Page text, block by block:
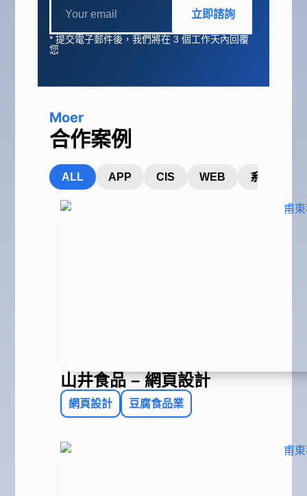
立即諮詢
* 提交電子郵件後，我們將在 3 個工作天內回覆
您
Moer
合作案例
APP CIS WEB 系統開發
ALL
山井食品 – 網頁設計
網頁設計 豆腐食品業